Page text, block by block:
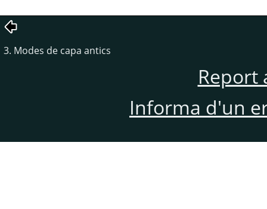
3. Modes de capa antics
Report
Informa d'un